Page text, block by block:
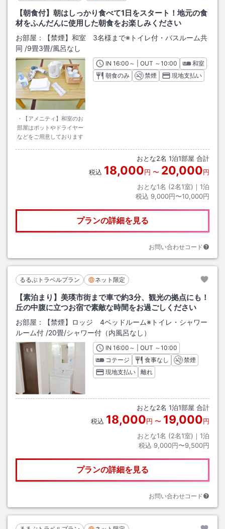
【朝食付】朝はしっかり食べて1日をスタート！地元の食
材をふんだんに使用した朝食をお楽しみください
お部屋：
【禁煙】和室 3名様まで※トイレ付・バスルーム共
同 /9畳3畳/風呂なし
・【アメニティ】和室のお
部屋はポットやドライヤー
などをご用意しております
INチェックイン
16:00 ～ | OUT チェックアウト
～10:00
和室
朝食のみ
禁煙 現地支払い
おとな2名 1泊1部屋 合計
税込 18,000円 〜 20,000円
おとな1名 (2名1室)｜ 1泊
税込 9,000円〜10,000円
プランの詳細を見る
お問い合わせコード
るるぶトラベルプラン ネット限定
【素泊まり】美瑛市街まで車で約3分、観光の拠点にも！
丘の中腹に立つお宿で素敵な時間をお過ごしください
お部屋：
【禁煙】ロッジ 4ベッドルーム※トイレ・シャワー
ルーム付 /20畳/シャワー付（内風呂なし）
INチェックイン
16:00 ～ | OUT チェックアウト
～10:00
コテージ
食事なし
禁煙
現地支払い
離れ
おとな2名 1泊1部屋 合計
税込 18,000円 〜 19,000円
おとな1名 (2名1室)｜ 1泊
税込 9,000円〜9,500円
プランの詳細を見る
お問い合わせコード